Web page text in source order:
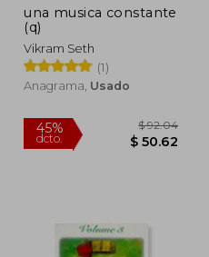
40%
dcto.
una musica constante
(q)
Vikram Seth
(1)
Anagrama, Usado